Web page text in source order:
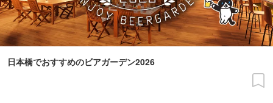
日本橋でおすすめのビアガーデン2026